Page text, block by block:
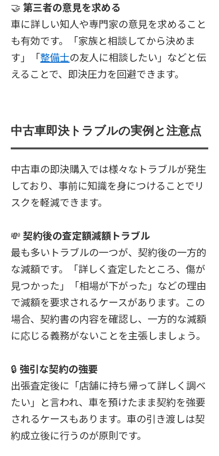
🤝第三者の意見を求める
車に詳しい知人や専門家の意見を求めること
も有効です。「家族と相談してから決めま
す」「整備士の友人に相談したい」などと伝
えることで、即決圧力を回避できます。
中古車即決トラブルの実例と注意点
中古車の即決購入では様々なトラブルが発生
しており、事前に知識を身につけることでリ
スクを軽減できます。
💸契約後の査定額減額トラブル
最も多いトラブルの一つが、契約後の一方的
な減額です。「詳しく査定したところ、傷が
見つかった」「相場が下がった」などの理由
で減額を要求されるケースがあります。この
場合、契約書の内容を確認し、一方的な減額
に応じる義務がないことを主張しましょう。
🔒 強引な契約の強要
出張査定後に「店舗に持ち帰って詳しく調べ
たい」と言われ、車を預けたまま契約を強要
されるケースもあります。車の引き渡しは契
約成立後に行うのが原則です。